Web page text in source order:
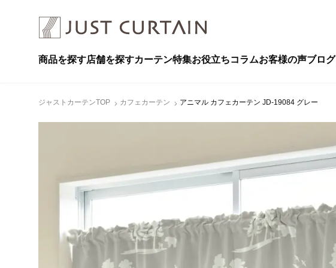
商品を探す店舗を探すカーテン特集お役立ちコラムお客様の声ブログ
ジャストカーテンTOP カフェカーテン アニマル カフェカーテン JD-19084 グレー